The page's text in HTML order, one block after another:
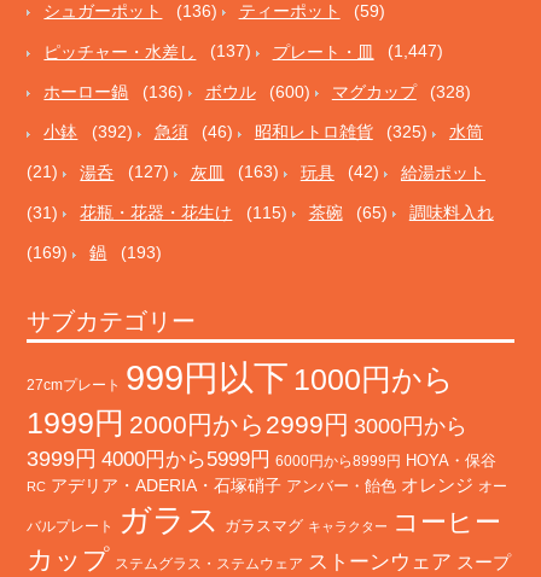
シュガーポット (136) ティーポット (59)
ピッチャー・水差し (137) プレート・皿 (1,447)
ホーロー鍋 (136) ボウル (600) マグカップ (328)
小鉢 (392) 急須 (46) 昭和レトロ雑貨 (325) 水筒
(21) 湯呑 (127) 灰皿 (163) 玩具 (42) 給湯ポット
(31) 花瓶・花器・花生け (115) 茶碗 (65) 調味料入れ
(169) 鍋 (193)
サブカテゴリー
27cmプレート 999円以下 1000円から
1999円 2000円から2999円 3000円から
3999円 4000円から5999円 6000円から8999円 HOYA・保谷
RC アデリア・ADERIA・石塚硝子 アンバー・飴色 オレンジ オー
バルプレート ガラス ガラスマグ キャラクター
コーヒー
カップ ステムグラス・ステムウェア ストーンウェア スープ